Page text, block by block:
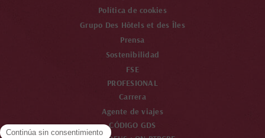
Política de cookies
Grupo Des Hôtels et des Îles
Prensa
Sostenibilidad
FSE
PROFESIONAL
Carrera
Agente de viajes
CÓDIGO GDS